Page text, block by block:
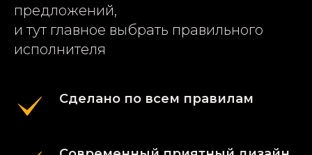
предложений,
и тут главное выбрать правильного
исполнителя
Сделано по всем правилам